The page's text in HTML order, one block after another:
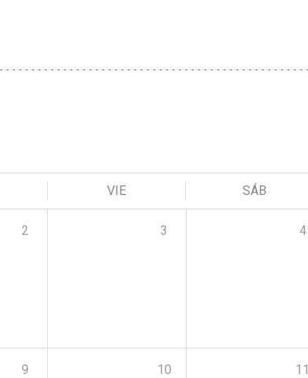
VIE SÁB
2 3 4
9 10 11